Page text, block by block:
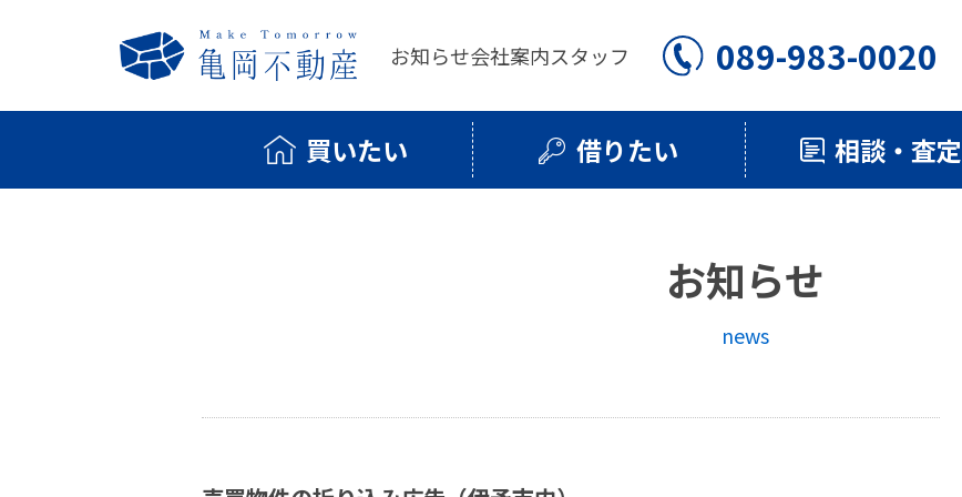
お知らせ会社案内スタッフ 089-983-0020
買いたい 借りたい 相談・査定
お知らせ
news